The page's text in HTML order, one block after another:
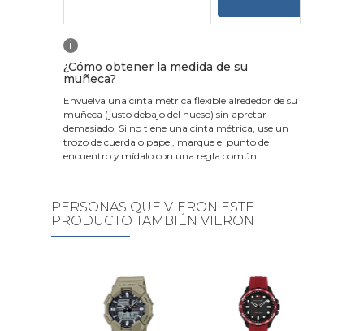
i
¿Cómo obtener la medida de su
muñeca?
Envuelva una cinta métrica flexible alrededor de su
muñeca (justo debajo del hueso) sin apretar
demasiado. Si no tiene una cinta métrica, use un
trozo de cuerda o papel, marque el punto de
encuentro y mídalo con una regla común.
PERSONAS QUE VIERON ESTE
PRODUCTO TAMBIÉN VIERON